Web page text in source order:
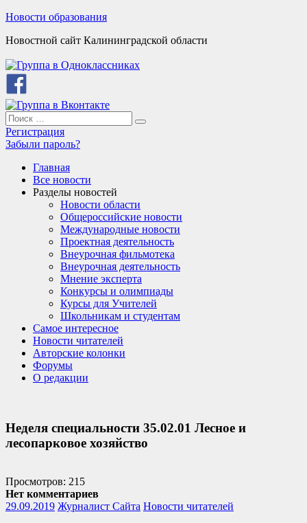
Skip
content
Новости образования
Новостной сайт Калининградской области
Search
for:
Search
Регистрация
Забыли пароль?
Главная
Все новости
Разделы новостей
Новости области
Общероссийские новости
Международные новости
Проектная деятельность
Внеурочная фильмотека
Внеурочная деятельность
Мнение эксперта
Конкурсы и олимпиады
Курсы для Учителей
Школьникам и студентам
Самое интересное
Новости читателей
Авторские колонки
Форумы
О редакции
Неделя специальности 35.02.01 Лесное и
лесопарковое хозяйство
Просмотров: 215
Нет комментариев
29.09.2019 Журналист Сайта Новости читателей